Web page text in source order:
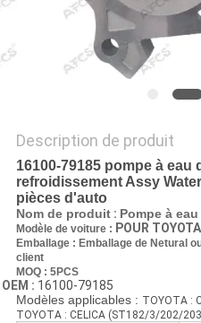
POLITIQUE
DE
Description de produit
16100-79185 pompe à eau
refroidissement Assy
pièces d'auto
Nom de produit : Pompe à eau
Modèle de voiture : POUR TOYOTA
Emballage : Emballage de Netural
client
MOQ : 5PCS
OEM : 16100-79185
Modèles applicables : TOYOTA :
TOYOTA : CELICA (ST182/3/202/